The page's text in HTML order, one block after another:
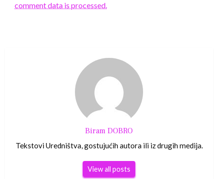
comment data is processed.
Biram DOBRO
Tekstovi Uredništva, gostujućih autora ili iz drugih medija.
View all posts